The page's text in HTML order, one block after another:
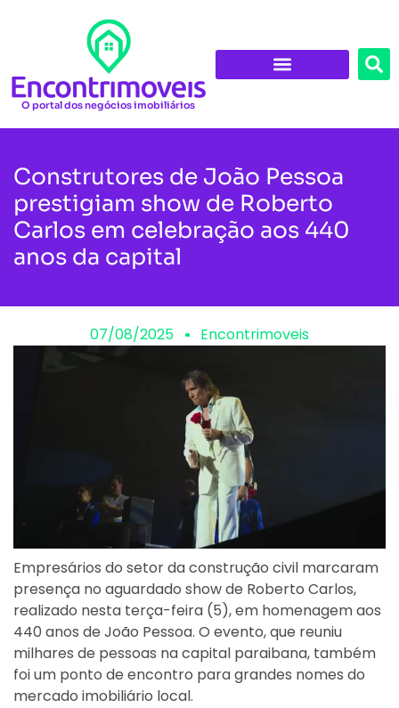
O portal dos negócios imobiliários
Construtores de João Pessoa
prestigiam show de Roberto
Carlos em celebração aos 440
anos da capital
07/08/2025 Encontrimoveis
Empresários do setor da construção civil marcaram
presença no aguardado show de Roberto Carlos,
realizado nesta terça-feira (5), em homenagem aos
440 anos de João Pessoa. O evento, que reuniu
milhares de pessoas na capital paraibana, também
foi um ponto de encontro para grandes nomes do
mercado imobiliário local.